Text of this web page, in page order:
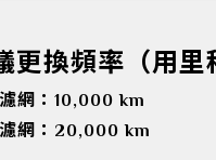
更換頻率（用里
網：10,000 km
網：20,000 km